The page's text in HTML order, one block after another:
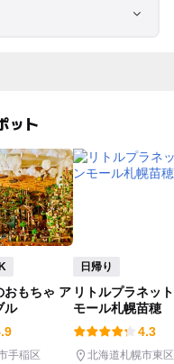
園・フラワーパー
ベキュー
体験
見学
ット
おもちゃ ア
ル
手稲区
日帰り
リトルプラネッ
モール札幌苗穂
4.3
北海道札幌市東区